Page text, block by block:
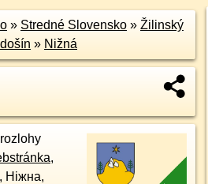
» Stredné Slovensko » Žilinský
» Nižná
,
Ніжна,